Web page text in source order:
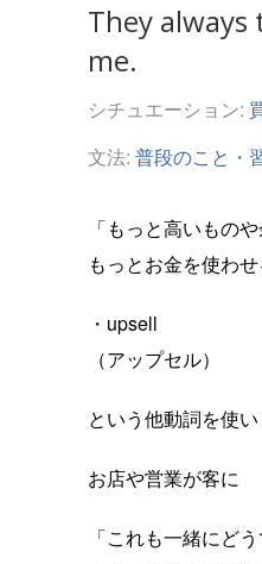
They
me.
シチュエーション:
文法: 普段のこと・
「もっと高いもの
もっとお金を使わ
・upsell
（アップセル）
という他動詞を使い
お店や営業が客に
「これも一緒にどう